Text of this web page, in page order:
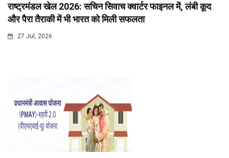
राष्ट्रमंडल खेल 2026: सचिन सिवाच क्वार्टर फाइनल में, लंबी कूद
और पैरा तैराकी में भी भारत को मिली सफलता
27 Jul, 2026